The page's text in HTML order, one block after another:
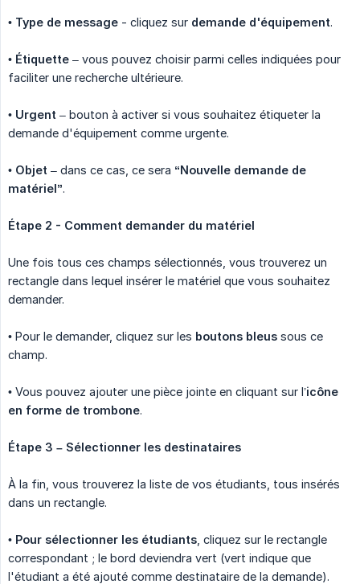
• Type de message - cliquez sur demande d'équipement.
• Étiquette – vous pouvez choisir parmi celles indiquées pour
faciliter une recherche ultérieure.
• Urgent – bouton à activer si vous souhaitez étiqueter la
demande d'équipement comme urgente.
• Objet – dans ce cas, ce sera “Nouvelle demande de
matériel”.
Étape 2 - Comment demander du matériel
Une fois tous ces champs sélectionnés, vous trouverez un
rectangle dans lequel insérer le matériel que vous souhaitez
demander.
• Pour le demander, cliquez sur les boutons bleus sous ce
champ.
• Vous pouvez ajouter une pièce jointe en cliquant sur l’icône
en forme de trombone.
Étape 3 – Sélectionner les destinataires
À la fin, vous trouverez la liste de vos étudiants, tous insérés
dans un rectangle.
• Pour sélectionner les étudiants , cliquez sur le rectangle
correspondant ; le bord deviendra vert (vert indique que
l'étudiant a été ajouté comme destinataire de la demande).